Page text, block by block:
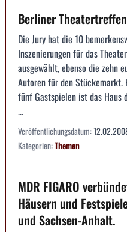
Berliner
Die Jury hat die 10
Inszenierungen für das
ausgewählt, ebenso die zehn
Autoren für den
fünf Gastspielen ist das Haus
...
Veröffentlichungsdatum:
Kategorien:Themen
MDR FIGARO
Häusern und
und Sachsen-Anhalt.